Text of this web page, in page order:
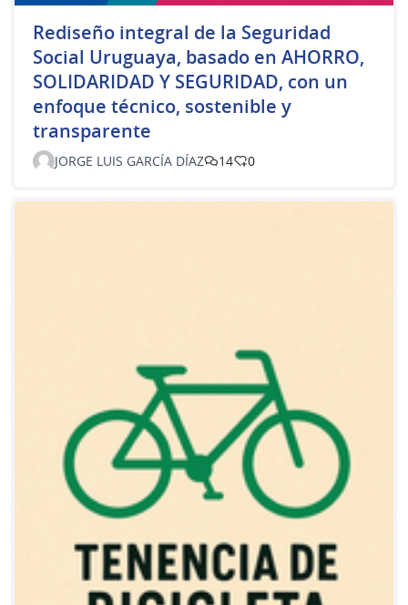
Rediseño integral de la Seguridad
Social Uruguaya, basado en AHORRO,
SOLIDARIDAD Y SEGURIDAD, con un
enfoque técnico, sostenible y
transparente
JORGE LUIS GARCÍA DÍAZ 14 0